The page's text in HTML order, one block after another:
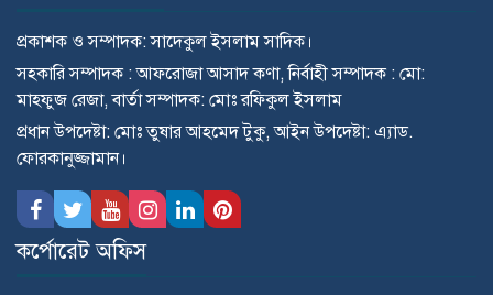
প্রকাশক ও সম্পাদক: সাদেকুল ইসলাম সাদিক।
সহকারি সম্পাদক : আফরোজা আসাদ কণা, নির্বাহী সম্পাদক : মো:
মাহ্ফুজ রেজা, বার্তা সম্পাদক: মোঃ রফিকুল ইসলাম
প্রধান উপদেষ্টা: মোঃ তুষার আহমেদ টুকু, আইন উপদেষ্টা: এ্যাড.
ফোরকানুজ্জামান।
কর্পোরেট অফিস